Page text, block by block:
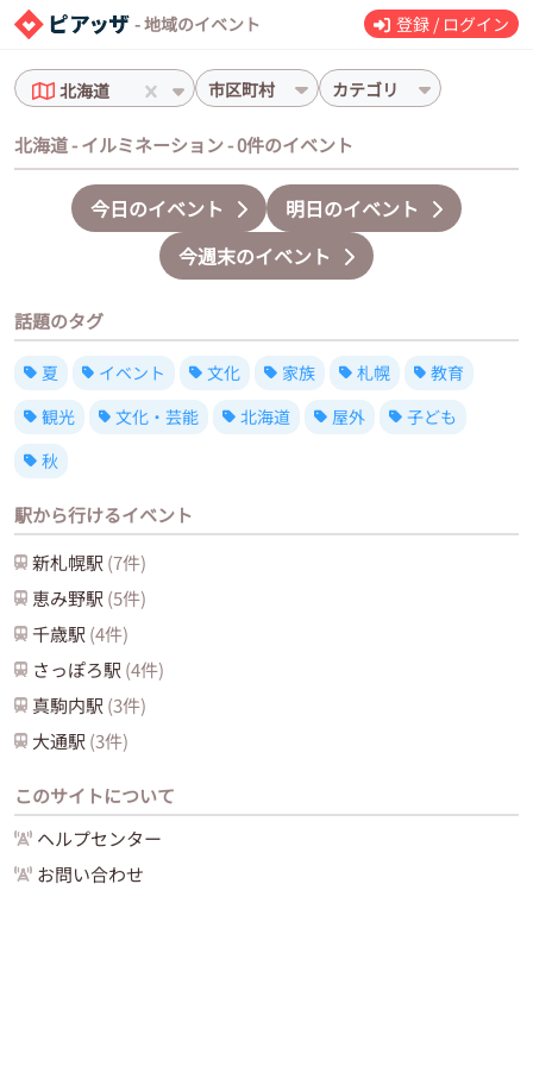
- 地域のイベント 登録 / ログイン
北海道 市区町村 カテゴリ
北海道 - イルミネーション - 0件のイベント
今日のイベント
明日のイベント
今週末のイベント
話題のタグ
夏 イベント 文化 家族 札幌
教育
観光
文化・芸能 北海道 屋外
子ども
秋
駅から行けるイベント
新札幌駅 (7件)
恵み野駅 (5件)
千歳駅 (4件)
さっぽろ駅 (4件)
真駒内駅 (3件)
大通駅 (3件)
このサイトについて
ヘルプセンター
お問い合わせ